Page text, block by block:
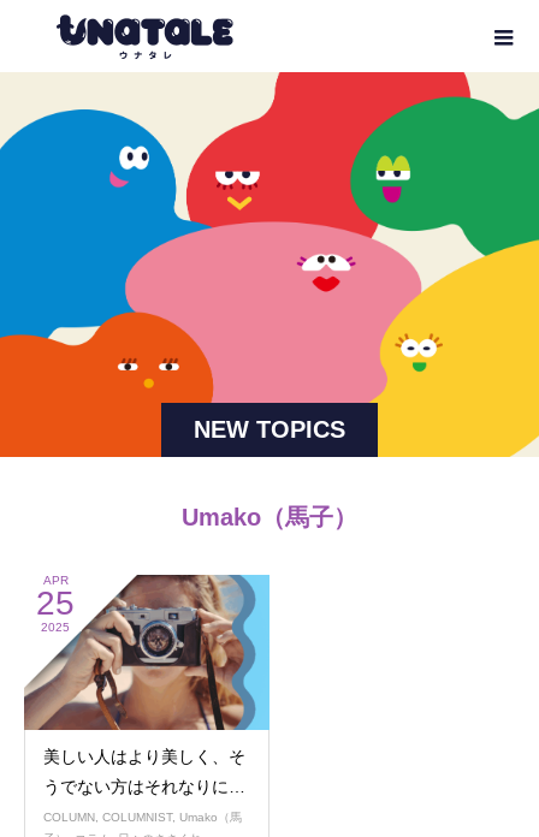
NEW TOPICS
Umako（馬子）
APR
25
2025
美しい人はより美しく、そ
うでない方はそれなりに…
COLUMN, COLUMNIST, Umako（馬